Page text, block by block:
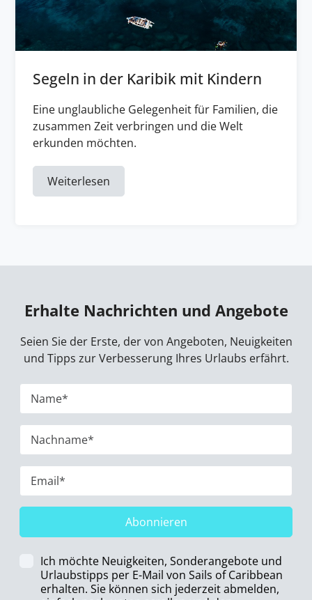
Segeln in der Karibik mit Kindern
Eine unglaubliche Gelegenheit für Familien, die
zusammen Zeit verbringen und die Welt
erkunden möchten.
Weiterlesen
Erhalte Nachrichten und Angebote
Seien Sie der Erste, der von Angeboten, Neuigkeiten
und Tipps zur Verbesserung Ihres Urlaubs erfährt.
Abonnieren
Ich möchte Neuigkeiten, Sonderangebote und
Urlaubstipps per E-Mail von Sails of Caribbean
erhalten. Sie können sich jederzeit abmelden,